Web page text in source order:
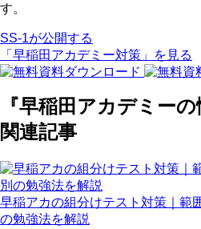
す。
SS-1が公開する
「早稲田アカデミー対策」を見る
『早稲田アカデミー
関連記事
早稲アカの組分けテスト対策｜範
の勉強法を解説